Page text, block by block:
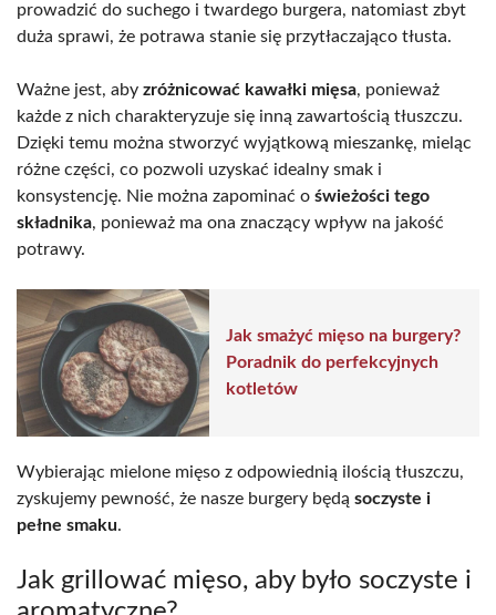
prowadzić do suchego i twardego burgera, natomiast zbyt
duża sprawi, że potrawa stanie się przytłaczająco tłusta.
Ważne jest, aby zróżnicować kawałki mięsa, ponieważ
każde z nich charakteryzuje się inną zawartością tłuszczu.
Dzięki temu można stworzyć wyjątkową mieszankę, mieląc
różne części, co pozwoli uzyskać idealny smak i
konsystencję. Nie można zapominać o świeżości tego
składnika, ponieważ ma ona znaczący wpływ na jakość
potrawy.
Jak smażyć mięso na burgery?
Poradnik do perfekcyjnych
kotletów
Wybierając mielone mięso z odpowiednią ilością tłuszczu,
zyskujemy pewność, że nasze burgery będą soczyste i
pełne smaku.
Jak grillować mięso, aby było soczyste i